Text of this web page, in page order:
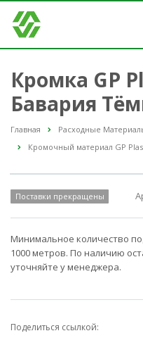
Кромка GP
Бавария
Главная
Расходные
Кромочный материал GP
Поставки прекращены
Минимальное количество
1000 метров. По наличию
уточняйте у менеджера.
Поделиться ссылкой: